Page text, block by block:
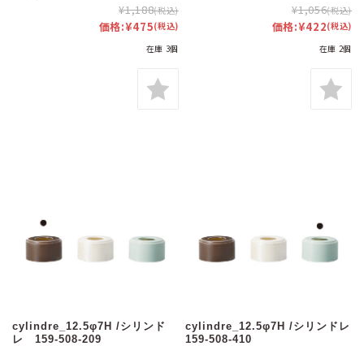
¥1,188(税込)
価格:¥475(税込)
在庫 3個
¥1,056(税込)
価格:¥422(税込)
在庫 2個
cylindre_12.5φ7H /シリンド
レ 159-508-209
cylindre_12.5φ7H /シリンドレ
159-508-410